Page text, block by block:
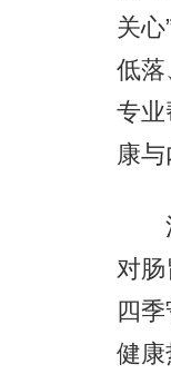
关
低落
专业
康与
活
对肠
四
健康